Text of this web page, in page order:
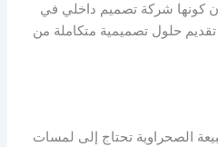
كونها شركة تصميم داخلي في
حلول تصميمية متكاملة من
الصحراوية تحتاج إلى لمسات